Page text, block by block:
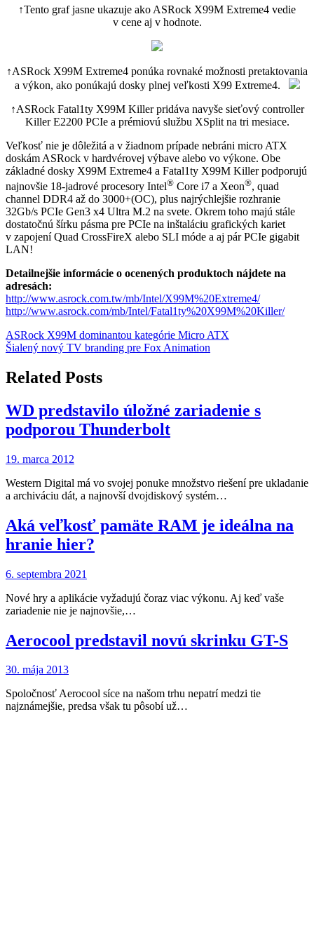
↑Tento graf jasne ukazuje ako ASRock X99M Extreme4 vedie
v cene aj v hodnote.
↑ASRock X99M Extreme4 ponúka rovnaké možnosti pretaktovania
a výkon, ako ponúkajú dosky plnej veľkosti X99 Extreme4.
↑ASRock Fatal1ty X99M Killer pridáva navyše sieťový controller
Killer E2200 PCIe a prémiovú službu XSplit na tri mesiace.
Veľkosť nie je dôležitá a v žiadnom prípade nebráni micro ATX
doskám ASRock v hardvérovej výbave alebo vo výkone. Obe
základné dosky X99M Extreme4 a Fatal1ty X99M Killer podporujú
najnovšie 18-jadrové procesory Intel® Core i7 a Xeon®, quad
channel DDR4 až do 3000+(OC), plus najrýchlejšie rozhranie
32Gb/s PCIe Gen3 x4 Ultra M.2 na svete. Okrem toho majú stále
dostatočnú šírku pásma pre PCIe na inštaláciu grafických kariet
v zapojení Quad CrossFireX alebo SLI móde a aj pár PCIe gigabit
LAN!
Detailnejšie informácie o ocenených produktoch nájdete na
adresách:
http://www.asrock.com.tw/mb/Intel/X99M%20Extreme4/
http://www.asrock.com/mb/Intel/Fatal1ty%20X99M%20Killer/
Navigácia
v
článku
ASRock X99M dominantou kategórie Micro ATX
Šialený nový TV branding pre Fox Animation
Related Posts
WD predstavilo úložné zariadenie s
podporou Thunderbolt
19. marca 2012
Western Digital má vo svojej ponuke množstvo riešení pre ukladanie
a archiváciu dát, a najnovší dvojdiskový systém…
Aká veľkosť pamäte RAM je ideálna na
hranie hier?
6. septembra 2021
Nové hry a aplikácie vyžadujú čoraz viac výkonu. Aj keď vaše
zariadenie nie je najnovšie,…
Aerocool predstavil novú skrinku GT-S
30. mája 2013
Spoločnosť Aerocool síce na našom trhu nepatrí medzi tie
najznámejšie, predsa však tu pôsobí už…